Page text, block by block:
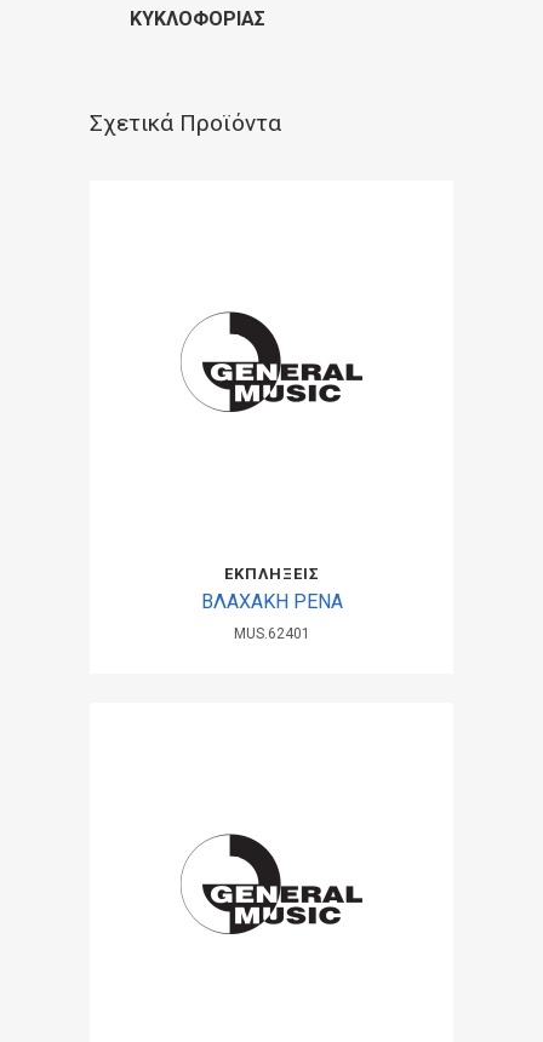
ΚΥΚΛΟΦΟΡΊΑΣ
Σχετικά Προϊόντα
ΕΚΠΛΗΞΕΙΣ
ΒΛΑΧΑΚΗ ΡΕΝΑ
MUS.62401